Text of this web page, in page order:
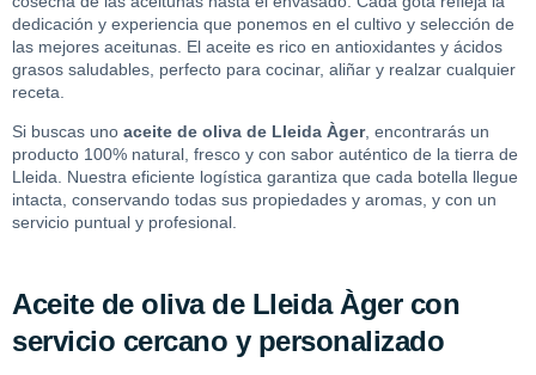
dedicación y experiencia que ponemos en el cultivo y selección de
las mejores aceitunas. El aceite es rico en antioxidantes y ácidos
grasos saludables, perfecto para cocinar, aliñar y realzar cualquier
receta.
Si buscas uno aceite de oliva de Lleida Àger, encontrarás un
producto 100% natural, fresco y con sabor auténtico de la tierra de
Lleida. Nuestra eficiente logística garantiza que cada botella llegue
intacta, conservando todas sus propiedades y aromas, y con un
servicio puntual y profesional.
Aceite de oliva de Lleida Àger con
servicio cercano y personalizado